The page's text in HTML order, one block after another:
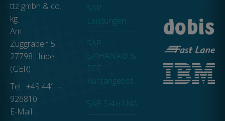
ttz gmbh & co.
kg
Am
Zuggraben 5
27798 Hude
(GER)
Tel.: +49 441 –
926810
E-Mail:
SAP
Leistungen
SAP
S/4HANA® &
ECC
Kursangebot
SAP S/4HANA